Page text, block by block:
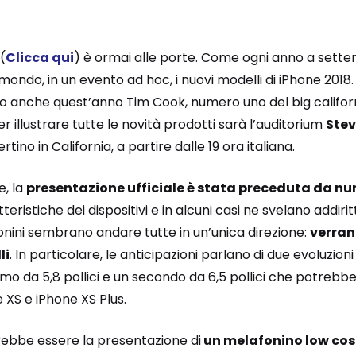
Clicca qui) è ormai alle porte. Come ogni anno a
in un evento ad hoc, i nuovi modelli di iPhone
anche quest’anno Tim Cook, numero uno del big
illustrare tutte le novità prodotti sarà l’auditorium
in California, a partire dalle 19 ora italiana.
la presentazione ufficiale è stata preceduta da
dei dispositivi e in alcuni casi ne svelano
sembrano andare tutte in un’unica direzione:
. In particolare, le anticipazioni parlano di due evoluzioni
da 5,8 pollici e un secondo da 6,5 pollici che
e iPhone XS Plus.
essere la presentazione diun melafonino low